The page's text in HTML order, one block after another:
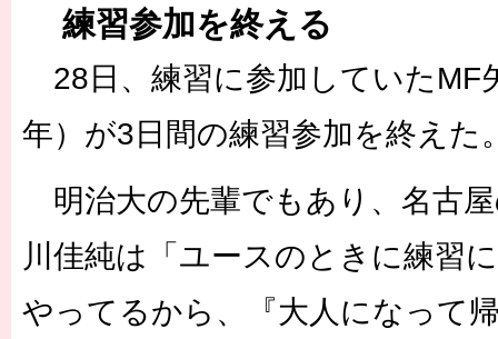
［3222号］史上最大のW杯開幕 注目は「個」
練習参加を終える
28日、練習に参加していたMF
年）が3日間の練習参加を終えた
明治大の先輩でもあり、名古
川佳純は「ユースのときに練習
やってるから、『大人になって